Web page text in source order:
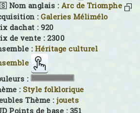
Nom anglais : Arc de Triomphe
: Galeries Mélimélo
dachat : 920
de vente : 2300
: Héritage culturel
:
: Style folklorique
Thème : jouets
Points de base : 351